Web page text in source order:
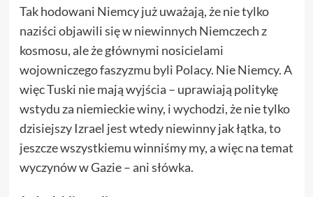
Tak hodowani Niemcy już uważają, że nie tylko
naziści objawili się w niewinnych Niemczech z
kosmosu, ale że głównymi nosicielami
wojowniczego faszyzmu byli Polacy. Nie Niemcy. A
więc Tuski nie mają wyjścia – uprawiają politykę
wstydu za niemieckie winy, i wychodzi, że nie tylko
dzisiejszy Izrael jest wtedy niewinny jak łątka, to
jeszcze wszystkiemu winniśmy my, a więc na temat
wyczynów w Gazie – ani słówka.